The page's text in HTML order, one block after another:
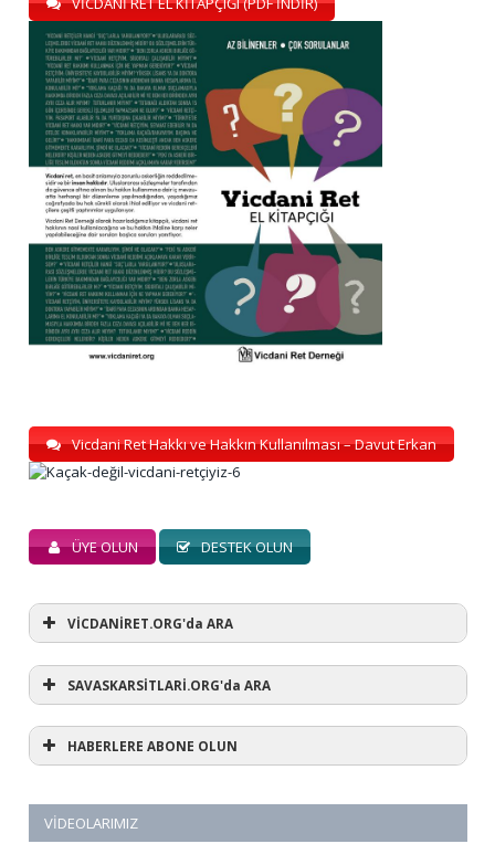
Vicdani Ret Hakkı ve Hakkın Kullanılması – Davut Erkan
ÜYE OLUN DESTEK OLUN
VİCDANİRET.ORG'da ARA
SAVASKARSİTLARİ.ORG'da ARA
HABERLERE ABONE OLUN
VIDEOLARIMIZ